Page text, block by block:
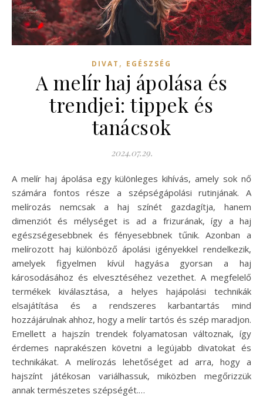
DIVAT , EGÉSZSÉG
A melír haj ápolása és
trendjei: tippek és
tanácsok
2024.07.29.
A melír haj ápolása egy különleges kihívás, amely sok nő
számára fontos része a szépségápolási rutinjának. A
melírozás nemcsak a haj színét gazdagítja, hanem
dimenziót és mélységet is ad a frizurának, így a haj
egészségesebbnek és fényesebbnek tűnik. Azonban a
melírozott haj különböző ápolási igényekkel rendelkezik,
amelyek figyelmen kívül hagyása gyorsan a haj
károsodásához és elvesztéséhez vezethet. A megfelelő
termékek kiválasztása, a helyes hajápolási technikák
elsajátítása és a rendszeres karbantartás mind
hozzájárulnak ahhoz, hogy a melír tartós és szép maradjon.
Emellett a hajszín trendek folyamatosan változnak, így
érdemes naprakészen követni a legújabb divatokat és
technikákat. A melírozás lehetőséget ad arra, hogy a
hajszínt játékosan variálhassuk, miközben megőrizzük
annak természetes szépségét.…